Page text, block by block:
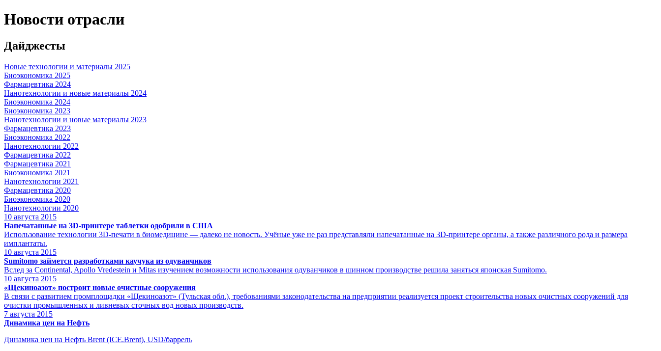
Новости отрасли
Дайджесты
Новые технологии и материалы 2025
Биоэкономика 2025
Фармацевтика 2024
Нанотехнологии и новые материалы 2024
Биоэкономика 2024
Биоэкономика 2023
Нанотехнологии и новые материалы 2023
Фармацевтика 2023
Биоэкономика 2022
Нанотехнологии 2022
Фармацевтика 2022
Фармацевтика 2021
Биоэкономика 2021
Нанотехнологии 2021
Фармацевтика 2020
Биоэкономика 2020
Нанотехнологии 2020
10 августа 2015
Напечатанные на 3D-принтере таблетки одобрили в США
Использование технологии 3D-печати в биомедицине — далеко не новость. Учёные уже не раз представляли напечатанные на 3D-принтере органы, а также различного рода и размера
имплантаты.
10 августа 2015
Sumitomo займется разработками каучука из одуванчиков
Вслед за Continental, Apollo Vredestein и Mitas изучением возможности использования одуванчиков в шинном производстве решила заняться японская Sumitomo.
10 августа 2015
«Щекиноазот» построит новые очистные сооружения
В связи с развитием промплощадки «Щекиноазот» (Тульская обл.), требованиями законодательства на предприятии реализуется проект строительства новых очистных сооружений для
очистки промышленных и ливневых сточных вод новых производств.
7 августа 2015
Динамика цен на Нефть
Динамика цен на Нефть Brent (ICE.Brent), USD/баррель